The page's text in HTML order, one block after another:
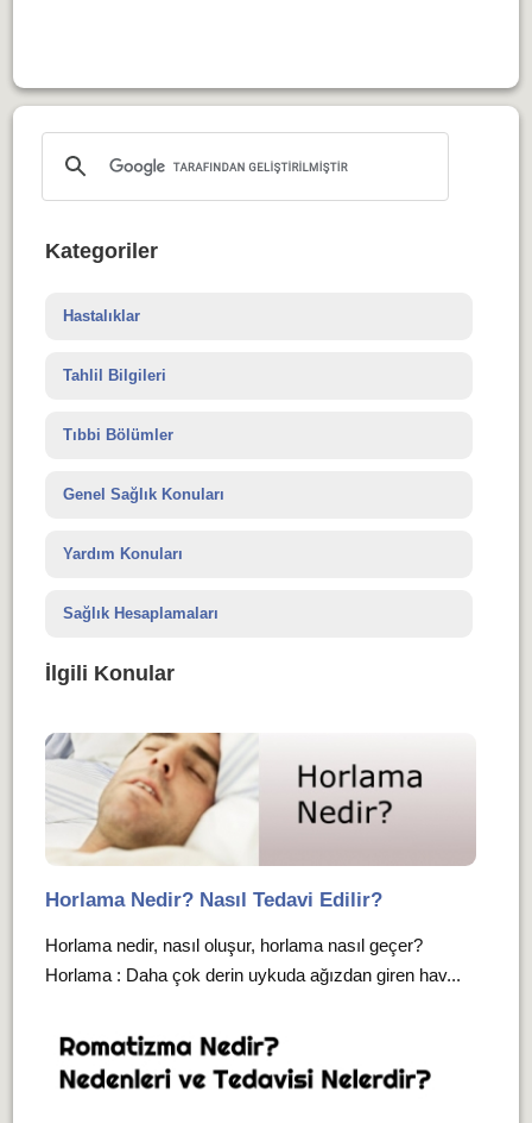
Kategoriler
Hastalıklar
Tahlil Bilgileri
Tıbbi Bölümler
Genel Sağlık Konuları
Yardım Konuları
Sağlık Hesaplamaları
İlgili Konular
Horlama Nedir? Nasıl Tedavi Edilir?
Horlama nedir, nasıl oluşur, horlama nasıl geçer?
Horlama : Daha çok derin uykuda ağızdan giren hav...